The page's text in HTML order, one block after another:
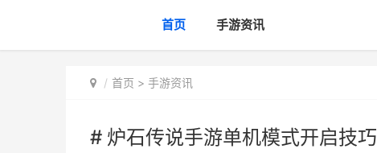
首页 手游资讯
首页 > 手游资讯
# 炉石传说手游单机模式开启技巧